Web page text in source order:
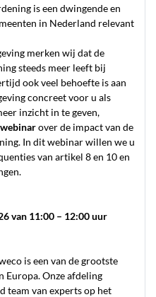
is een dwingende en
in Nederland relevant
merken wij dat de
steeds meer leeft bij
ook veel behoefte is aan
concreet voor u als
inzicht in te geven,
webinarover de impact van de
In dit webinar willen we u
van artikel 8 en 10 en
van 11:00 – 12:00 uur
is een van de grootste
Europa. Onze afdeling
team van experts op het